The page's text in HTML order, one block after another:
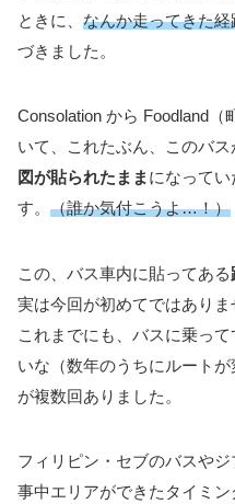
ときに、 なんか走ってきた
づきました。
Consolation から Foodland（
いて、これたぶん、このバス
図が貼られたまま になって
す。 （誰か気付こうよ…！）
この、バス車内に貼ってある
実は今回が初めてではありま
これまでにも、バスに乗っ
いな（数年のうちにルート
が複数回ありました。
フィリピン・セブのバスや
事中エリアができたタイミ